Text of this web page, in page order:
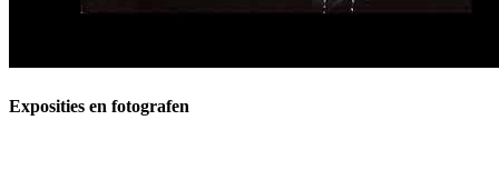
Exposities en fotografen